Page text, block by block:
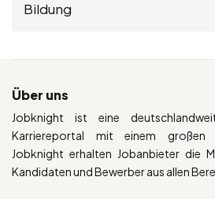
Bildung
Über uns
Jobknight ist eine
Karriereportal mit einem großen
Jobknight erhalten Jobanbieter die
Kandidaten und Bewerber aus allen